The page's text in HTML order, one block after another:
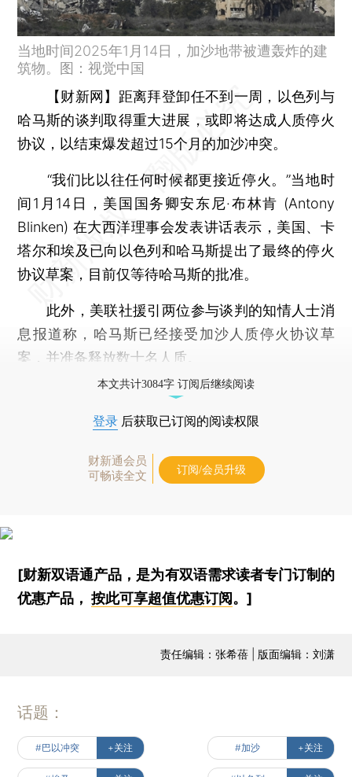
当地时间2025年1月14日，加沙地带被遭轰炸的建
筑物。图：视觉中国
【财新网】 距离拜登卸任不到一周，以色列与
哈马斯的谈判取得重大进展，或即将达成人质停火
协议，以结束爆发超过15个月的加沙冲突。
“我们比以往任何时候都更接近停火。”当地时
间1月14日，美国国务卿安东尼·布林肯 (Antony
Blinken) 在大西洋理事会发表讲话表示，美国、卡
塔尔和埃及已向以色列和哈马斯提出了最终的停火
协议草案，目前仅等待哈马斯的批准。
此外，美联社援引两位参与谈判的知情人士消
息报道称，哈马斯已经接受加沙人质停火协议草
案，并准备释放数十名人质。
本文共计3084字 订阅后继续阅读
登录 后获取已订阅的阅读权限
财新通会员
可畅读全文
订阅/会员升级
[财新双语通产品，是为有双语需求读者专门订制的
优惠产品，按此可享超值优惠订阅。]
责任编辑：张希蓓 | 版面编辑：刘潇
话题：
#巴以冲突 +关注 #加沙 +关注